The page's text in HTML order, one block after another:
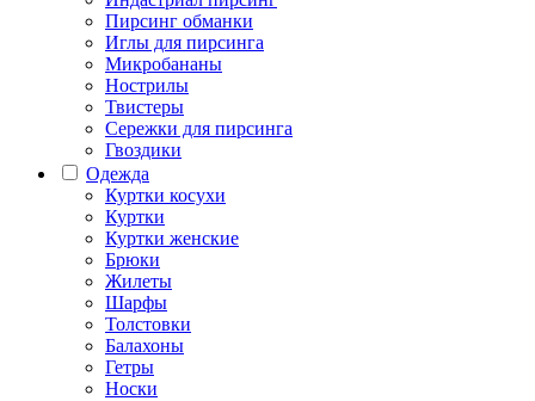
Пирсинг обманки
Иглы для пирсинга
Микробананы
Нострилы
Твистеры
Сережки для пирсинга
Гвоздики
Одежда
Куртки косухи
Куртки
Куртки женские
Брюки
Жилеты
Шарфы
Толстовки
Балахоны
Гетры
Носки